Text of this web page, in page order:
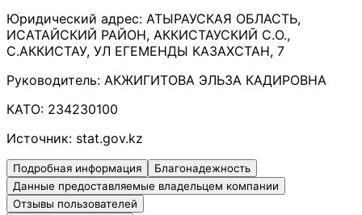
Юридический адрес: АТЫРАУСКАЯ ОБЛАСТЬ,
ИСАТАЙСКИЙ РАЙОН, АККИСТАУСКИЙ С.О.,
С.АККИСТАУ, УЛ ЕГЕМЕНДЫ КАЗАХСТАН, 7
Руководитель: АКЖИГИТОВА ЭЛЬЗА КАДИРОВНА
КАТО: 234230100
Источник: stat.gov.kz
Подробная информация
Благонадежность
Данные предоставляемые владельцем компании
Отзывы пользователей